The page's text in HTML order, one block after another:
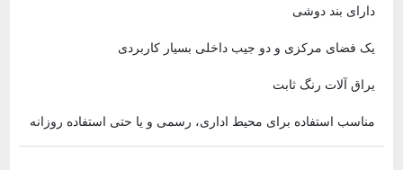
دارای بند دوشی
یک فضای مرکزی و دو جیب داخلی بسیار کاربردی
یراق آلات رنگ ثابت
مناسب استفاده برای محیط اداری، رسمی و یا حتی استفاده روزانه